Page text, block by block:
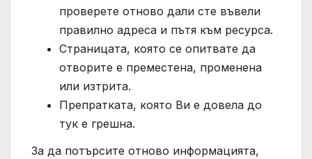
проверете отново дали сте въвели
правилно адреса и пътя към ресурса.
Страницата, която се опитвате да
отворите е преместена, променена
или изтрита.
Препратката, която Ви е довела до
тук е грешна.
За да потърсите отново информацията,